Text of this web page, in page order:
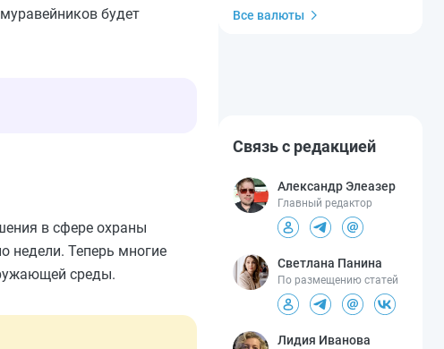
будет
в сфере охраны
недели. Теперь многие
среды.
Все валюты
Связь с редакцией
Александр Элеазер
Главный редактор
Светлана Панина
По размещению статей
Лидия Иванова